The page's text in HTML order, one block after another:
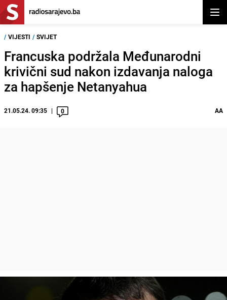
/ VIJESTI / SVIJET
Francuska podržala Međunarodni
krivični sud nakon izdavanja naloga
za hapšenje Netanyahua
21.05.24. 09:35 0 AA